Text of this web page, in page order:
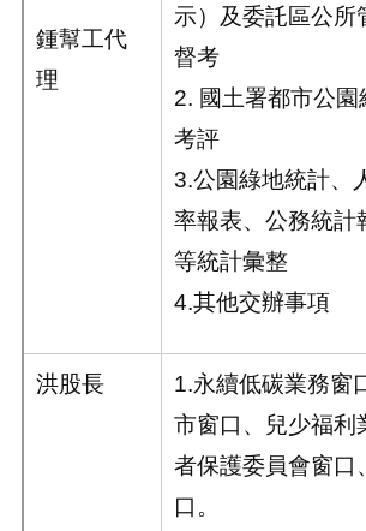
鍾幫工代
理
示）及委託區公所
督考
2. 國土署都市公園
考評
3.公園綠地統計、
率報表、公務統計
等統計彙整
4.其他交辦事項
洪股長
1.永續低碳業務窗
市窗口、兒少福利
者保護委員會窗口
口。